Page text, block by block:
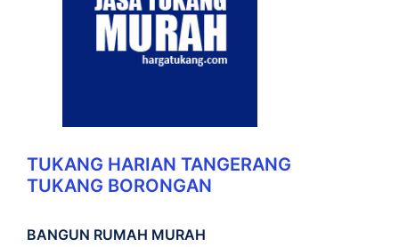
TUKANG HARIAN TANGERANG
TUKANG BORONGAN
BANGUN RUMAH MURAH